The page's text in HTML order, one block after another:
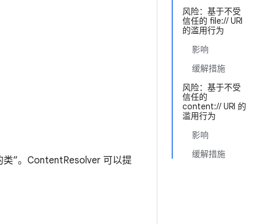
风险：基于不受
信任的 file:// URI
的滥用行为
影响
缓解措施
风险：基于不受
信任的
content:// URI 的
滥用行为
影响
缓解措施
”。ContentResolver 可以提